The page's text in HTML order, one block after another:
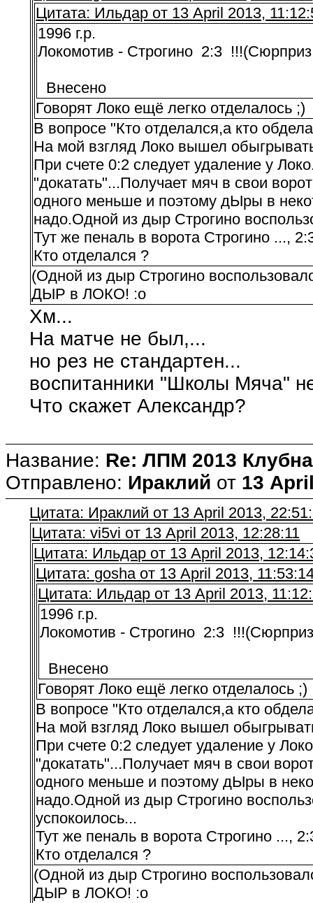
Цитата: Ильдар от 13 April 2013,
1996 г.р.
Локомотив - Строгино 2:3
Внесено
Говорят Локо ещё легко отделалось ;)
В вопросе "Кто отделался,а кто
На мой взгляд Локо вышел
При счете 0:2 следует удаление у
"докатать"...Получает мяч в свои
одного меньше и поэтому дЫры в
надо.Одной из дыр Строгино
Тут же пеналь в ворота Строгино ...,
Кто отделался ?
(Одной из дыр Строгино
ДЫР в ЛОКО! :o
Хм...
На матче не был,...
но рез не стандартен...
воспитанники "Школы Мяча"
Что скажет Александр?
Название: Re: ЛПМ 2013
Отправлено: Ираклий от 13
Цитата: Ираклий от 13 April 2013,
Цитата: vi5vi от 13 April 2013, 12:28:11
Цитата: Ильдар от 13 April 2013,
Цитата: gosha от 13 April 2013,
Цитата: Ильдар от 13 April 2013,
1996 г.р.
Локомотив - Строгино 2:3
Внесено
Говорят Локо ещё легко отделалось ;)
В вопросе "Кто отделался,а кто
На мой взгляд Локо вышел
При счете 0:2 следует удаление у
"докатать"...Получает мяч в свои
одного меньше и поэтому дЫры в
надо.Одной из дыр Строгино
успокоилось...
Тут же пеналь в ворота Строгино ...,
Кто отделался ?
(Одной из дыр Строгино
ДЫР в ЛОКО! :o